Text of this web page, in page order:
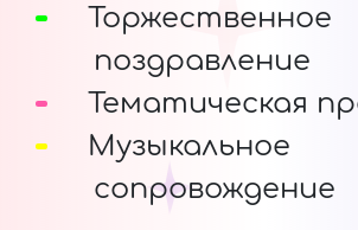
Торжественное
поздравление
Тематическая
Музыкальное
сопровождение